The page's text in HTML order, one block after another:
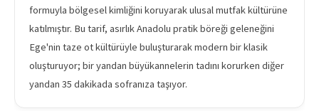
formuyla bölgesel kimliğini koruyarak ulusal mutfak kültürüne
katılmıştır. Bu tarif, asırlık Anadolu pratik böreği geleneğini
Ege'nin taze ot kültürüyle buluşturarak modern bir klasik
oluşturuyor; bir yandan büyükannelerin tadını korurken diğer
yandan 35 dakikada sofranıza taşıyor.